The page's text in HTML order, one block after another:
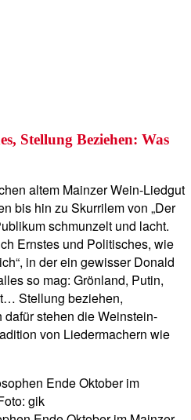
Stellung Beziehen: Was
altem Mainzer Wein-Liedgut
bis hin zu Skurrilem von „Der
schmunzelt und lacht.
Ernstes und Politisches, wie
in der ein gewisser Donald
so mag: Grönland, Putin,
Stellung beziehen,
stehen die Weinstein-
von Liedermachern wie